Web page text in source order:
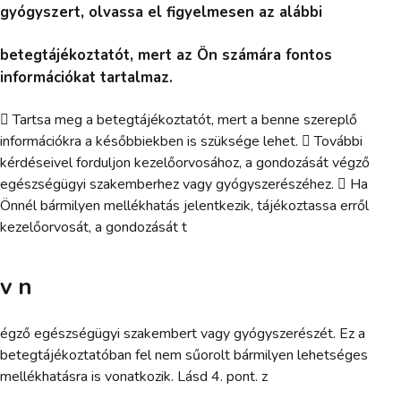
gyógyszert, olvassa el figyelmesen az alábbi
betegtájékoztatót, mert az Ön számára fontos
információkat tartalmaz.
 Tartsa meg a betegtájékoztatót, mert a benne szereplő
információkra a későbbiekben is szüksége lehet.  További
kérdéseivel forduljon kezelőorvosához, a gondozását végző
egészségügyi szakemberhez vagy gyógyszerészéhez.  Ha
Önnél bármilyen mellékhatás jelentkezik, tájékoztassa erről
kezelőorvosát, a gondozását t
v n
égző egészségügyi szakembert vagy gyógyszerészét. Ez a
betegtájékoztatóban fel nem sűorolt bármilyen lehetséges
mellékhatásra is vonatkozik. Lásd 4. pont. z